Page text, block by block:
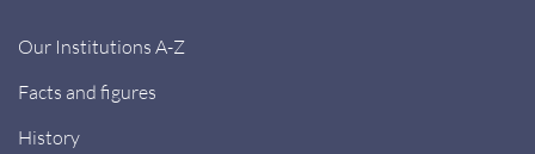
Our Institutions A-Z
Facts and figures
History